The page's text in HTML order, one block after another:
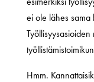
ei ole lähes sama
Hmm.